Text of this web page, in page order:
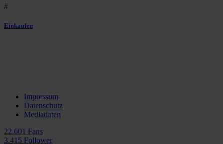
#
Einkaufen
Impressum
Datenschutz
Mediadaten
22.601 Fans
3.415 Follower